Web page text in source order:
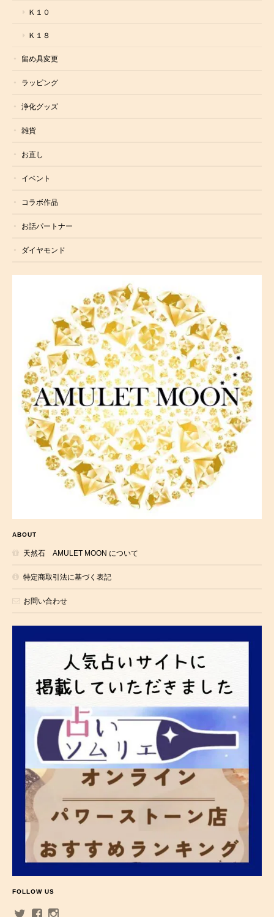
Ｋ１０
Ｋ１８
留め具変更
ラッピング
浄化グッズ
雑貨
お直し
イベント
コラボ作品
お話パートナー
ダイヤモンド
ABOUT
天然石 AMULET MOON について
特定商取引法に基づく表記
お問い合わせ
FOLLOW US